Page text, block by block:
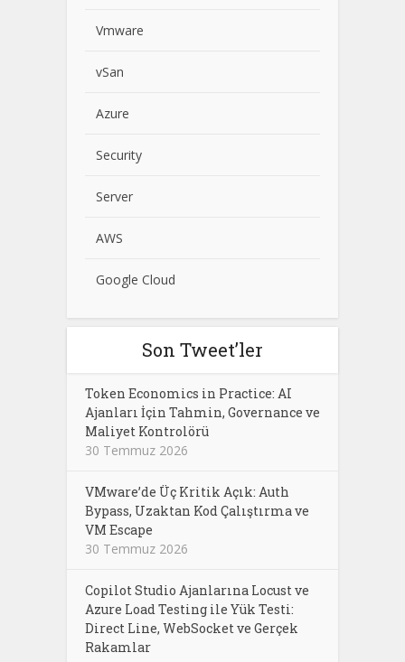
Vmware
vSan
Azure
Security
Server
AWS
Google Cloud
Son Tweet’ler
Token Economics in Practice: AI
Ajanları İçin Tahmin, Governance ve
Maliyet Kontrolörü
30 Temmuz 2026
VMware’de Üç Kritik Açık: Auth
Bypass, Uzaktan Kod Çalıştırma ve
VM Escape
30 Temmuz 2026
Copilot Studio Ajanlarına Locust ve
Azure Load Testing ile Yük Testi:
Direct Line, WebSocket ve Gerçek
Rakamlar